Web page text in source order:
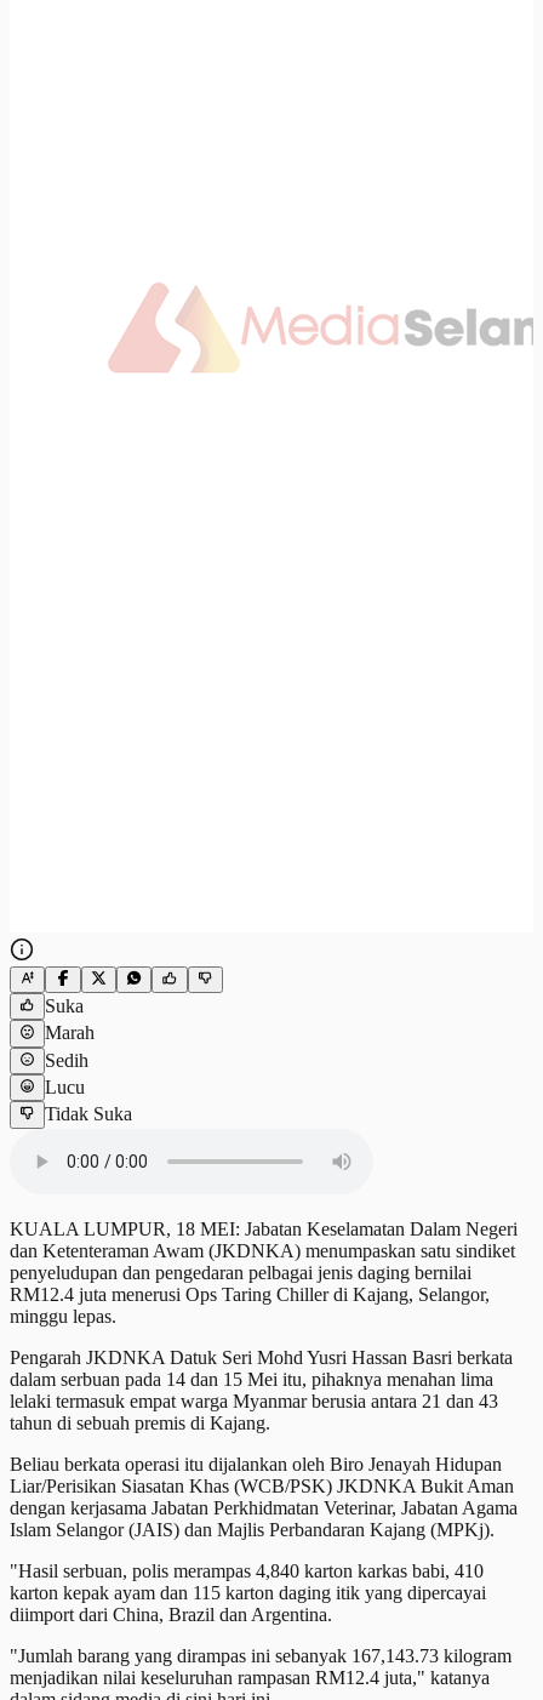
Suka
Marah
Sedih
Lucu
Tidak Suka
KUALA LUMPUR, 18 MEI: Jabatan Keselamatan Dalam Negeri
dan Ketenteraman Awam (JKDNKA) menumpaskan satu sindiket
penyeludupan dan pengedaran pelbagai jenis daging bernilai
RM12.4 juta menerusi Ops Taring Chiller di Kajang, Selangor,
minggu lepas.
Pengarah JKDNKA Datuk Seri Mohd Yusri Hassan Basri berkata
dalam serbuan pada 14 dan 15 Mei itu, pihaknya menahan lima
lelaki termasuk empat warga Myanmar berusia antara 21 dan 43
tahun di sebuah premis di Kajang.
Beliau berkata operasi itu dijalankan oleh Biro Jenayah Hidupan
Liar/Perisikan Siasatan Khas (WCB/PSK) JKDNKA Bukit Aman
dengan kerjasama Jabatan Perkhidmatan Veterinar, Jabatan Agama
Islam Selangor (JAIS) dan Majlis Perbandaran Kajang (MPKj).
"Hasil serbuan, polis merampas 4,840 karton karkas babi, 410
karton kepak ayam dan 115 karton daging itik yang dipercayai
diimport dari China, Brazil dan Argentina.
"Jumlah barang yang dirampas ini sebanyak 167,143.73 kilogram
menjadikan nilai keseluruhan rampasan RM12.4 juta," katanya